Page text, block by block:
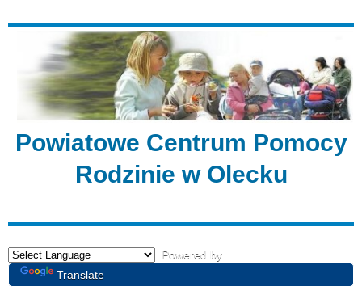
Powiatowe Centrum Pomocy
Rodzinie w Olecku
Powered by
Translate